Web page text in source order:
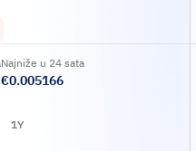
Najniže u 24 sata
€0.005166
1Y